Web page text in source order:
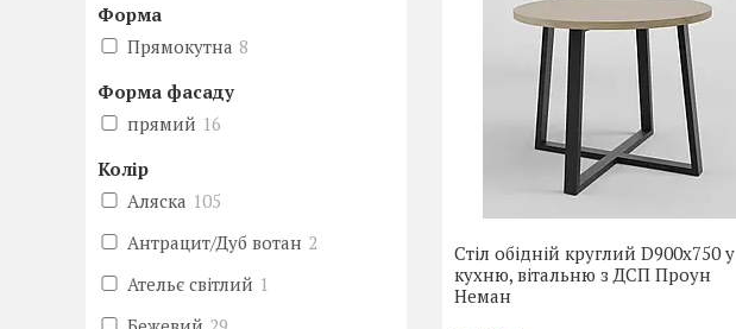
Стіл обідній круглий D900х750 у
кухню, вітальню з ДСП Проун
Неман
Форма
Прямокутна 8
Форма фасаду
прямий 16
Колір
Аляска 105
Антрацит/Дуб вотан 2
Ательє світлий 1